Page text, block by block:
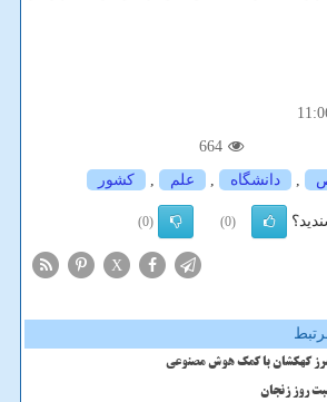
664
, دانشگاه , علم , كشور
(0)
(0)
X
کهکشان با کمک هوش مصنوعی
روز زنجان